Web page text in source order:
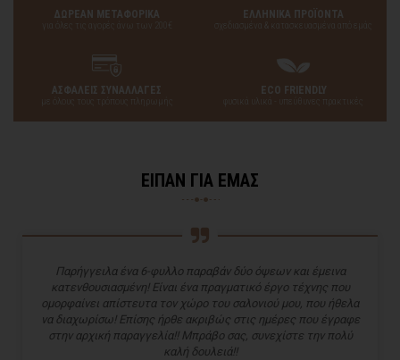
ΔΩΡΕΑΝ ΜΕΤΑΦΟΡΙΚΑ
για όλες τις αγορές άνω των 200€
ΕΛΛΗΝΙΚΑ ΠΡΟΪΟΝΤΑ
σχεδιασμένα & κατασκευασμένα από εμάς
ΑΣΦΑΛΕΙΣ ΣΥΝΑΛΛΑΓΕΣ
με όλους τους τρόπους πληρωμής
ECO FRIENDLY
φυσικά υλικά - υπεύθυνες πρακτικές
ΕΙΠΑΝ ΓΙΑ ΕΜΑΣ
Παρήγγειλα ένα 6-φυλλο παραβάν δύο όψεων και έμεινα
κατενθουσιασμένη! Είναι ένα πραγματικό έργο τέχνης που
ομορφαίνει απίστευτα τον χώρο του σαλονιού μου, που ήθελα
να διαχωρίσω! Επίσης ήρθε ακριβώς στις ημέρες που έγραφε
στην αρχική παραγγελία!! Μπράβο σας, συνεχίστε την πολύ
καλή δουλειά!!